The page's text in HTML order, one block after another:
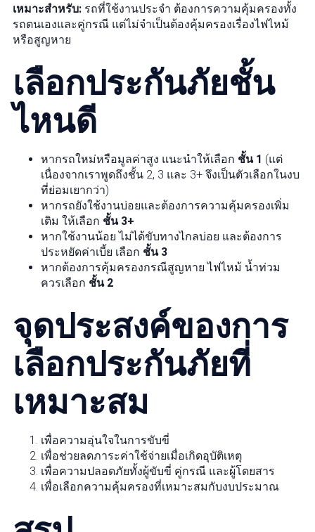
เหมาะสำหรับ: รถที่ใช้งานประจำ ต้องการความคุ้มครองทั้ง
รถตนเองและคู่กรณี แต่ไม่จำเป็นต้องคุ้มครองเรื่องไฟไหม้
หรือสูญหาย
เลือกประกันภัยชั้น
ไหนดี
หากรถใหม่หรือมูลค่าสูง แนะนำให้เลือก ชั้น 1 (แต่
เนื่องจากเราพูดถึงชั้น 2, 3 และ 3+ จึงเป็นตัวเลือกในงบ
ที่ย่อมเยากว่า)
หากรถยังใช้งานบ่อยและต้องการความคุ้มครองเพิ่ม
เติม ให้เลือก ชั้น 3+
หากใช้งานน้อย ไม่ได้ขับทางไกลบ่อย และต้องการ
ประหยัดค่าเบี้ย เลือก ชั้น 3
หากต้องการคุ้มครองกรณีสูญหาย ไฟไหม้ น้ำท่วม
ควรเลือก ชั้น 2
จุดประสงค์ของการ
เลือกประกันภัยที่
เหมาะสม
เพื่อความอุ่นใจในการขับขี่
เพื่อช่วยลดภาระค่าใช้จ่ายเมื่อเกิดอุบัติเหตุ
เพื่อความปลอดภัยทั้งผู้ขับขี่ คู่กรณี และผู้โดยสาร
เพื่อเลือกความคุ้มครองที่เหมาะสมกับงบประมาณ